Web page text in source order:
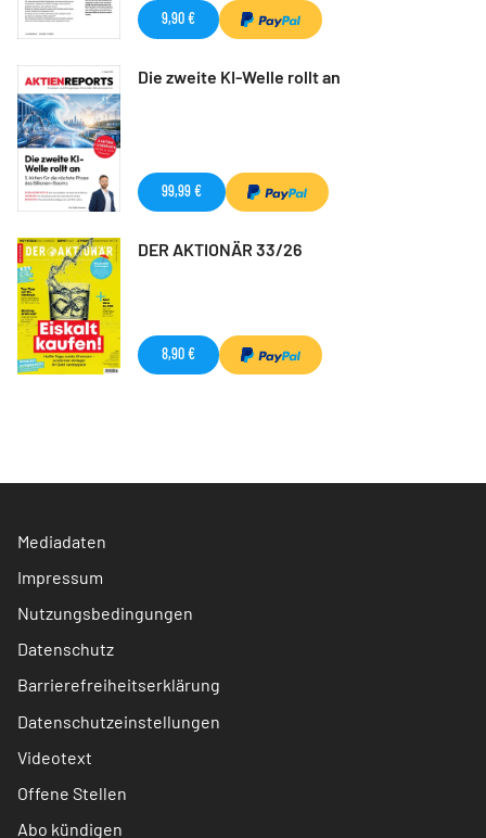
9,90 €
Die zweite KI-Welle rollt an
99,99 €
DER AKTIONÄR 33/26
8,90 €
Mediadaten
Impressum
Nutzungsbedingungen
Datenschutz
Barrierefreiheitserklärung
Datenschutzeinstellungen
Videotext
Offene Stellen
Abo kündigen